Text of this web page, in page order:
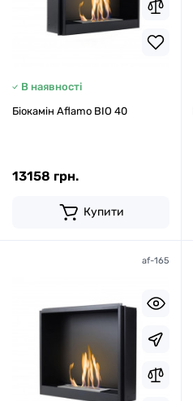
В наявності
Біокамін Aflamo BIO 40
13158 грн.
Купити
af-165